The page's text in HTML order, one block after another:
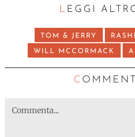
LEGGI
TOM & JERRY
WILL MCCORMACK
C